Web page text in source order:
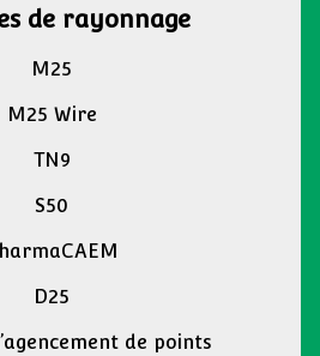
de rayonnage
M25
M25 Wire
TN9
S50
D25
de points